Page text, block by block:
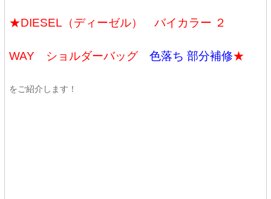
★DIESEL（ディーゼル） バイカラー ２
WAY ショルダーバッグ 色落ち 部分補修★
をご紹介します！